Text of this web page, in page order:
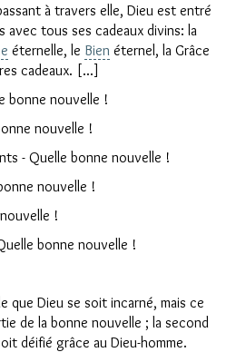
à travers elle, Dieu est entré
avec tous ses cadeaux divins: la
éternelle, le Bien éternel, la Grâce
cadeaux. [...]
bonne nouvelle !
nouvelle !
- Quelle bonne nouvelle !
nouvelle !
!
bonne nouvelle !
que Dieu se soit incarné, mais ce
de la bonne nouvelle ; la second
déifié grâce au Dieu-homme.